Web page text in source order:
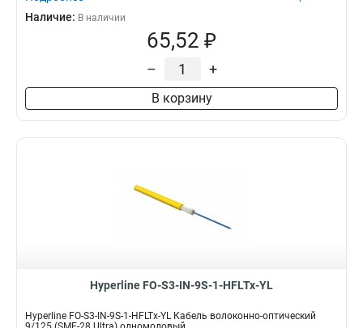
Наличие: В наличии
65,52 ₽
– +
В корзину
Hyperline FO-S3-IN-9S-1-HFLTx-YL
Hyperline FO-S3-IN-9S-1-HFLTx-YL Кабель волоконно-оптический